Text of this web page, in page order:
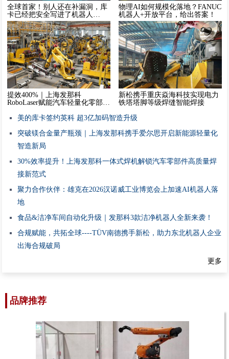
全球首家！别人还在补漏洞，库
卡已经把安全写进了机器人
的“基因”
物理AI如何规模化落地？FANUC
机器人+开放平台，给出答案！
提效400%｜上海发那科
RoboLaser赋能汽车轻量化零部件
新松携手重庆焱海科技实现电力
铁塔塔脚等级焊缝智能焊接
美的库卡签约英科 超3亿加码智造升级
突破镁合金量产瓶颈｜上海发那科携手爱尔思开启新能源轻量化
智造新局
30%效率提升！上海发那科一体式焊机解锁汽车零部件高质量焊
接新范式
聚力合作伙伴：雄克在2026汉诺威工业博览会上加速AI机器人落
地
食品&洁净车间自动化升级｜发那科3款洁净机器人全新来袭！
合规赋能，共拓全球----TÜV南德携手新松，助力东北机器人企业
出海合规破局
更多
品牌推荐